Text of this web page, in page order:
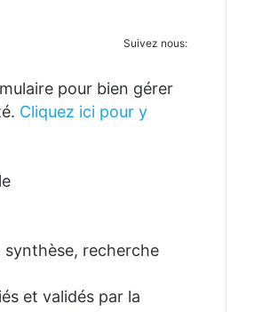
Suivez nous:
pour bien gérer
Cliquez ici pour y
recherche
et validés par la